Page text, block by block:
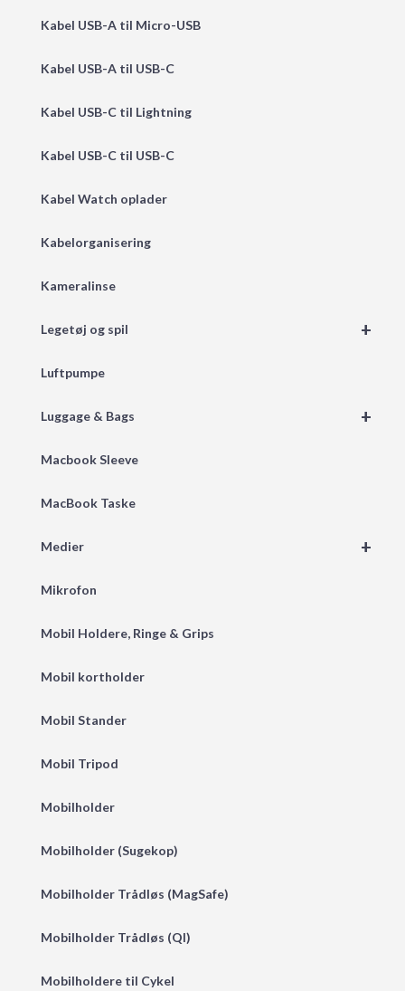
Kabel USB-A til Micro-USB
Kabel USB-A til USB-C
Kabel USB-C til Lightning
Kabel USB-C til USB-C
Kabel Watch oplader
Kabelorganisering
Kameralinse
+
Legetøj og spil
Luftpumpe
+
Luggage & Bags
Macbook Sleeve
MacBook Taske
+
Medier
Mikrofon
Mobil Holdere, Ringe & Grips
Mobil kortholder
Mobil Stander
Mobil Tripod
Mobilholder
Mobilholder (Sugekop)
Mobilholder Trådløs (MagSafe)
Mobilholder Trådløs (QI)
Mobilholdere til Cykel